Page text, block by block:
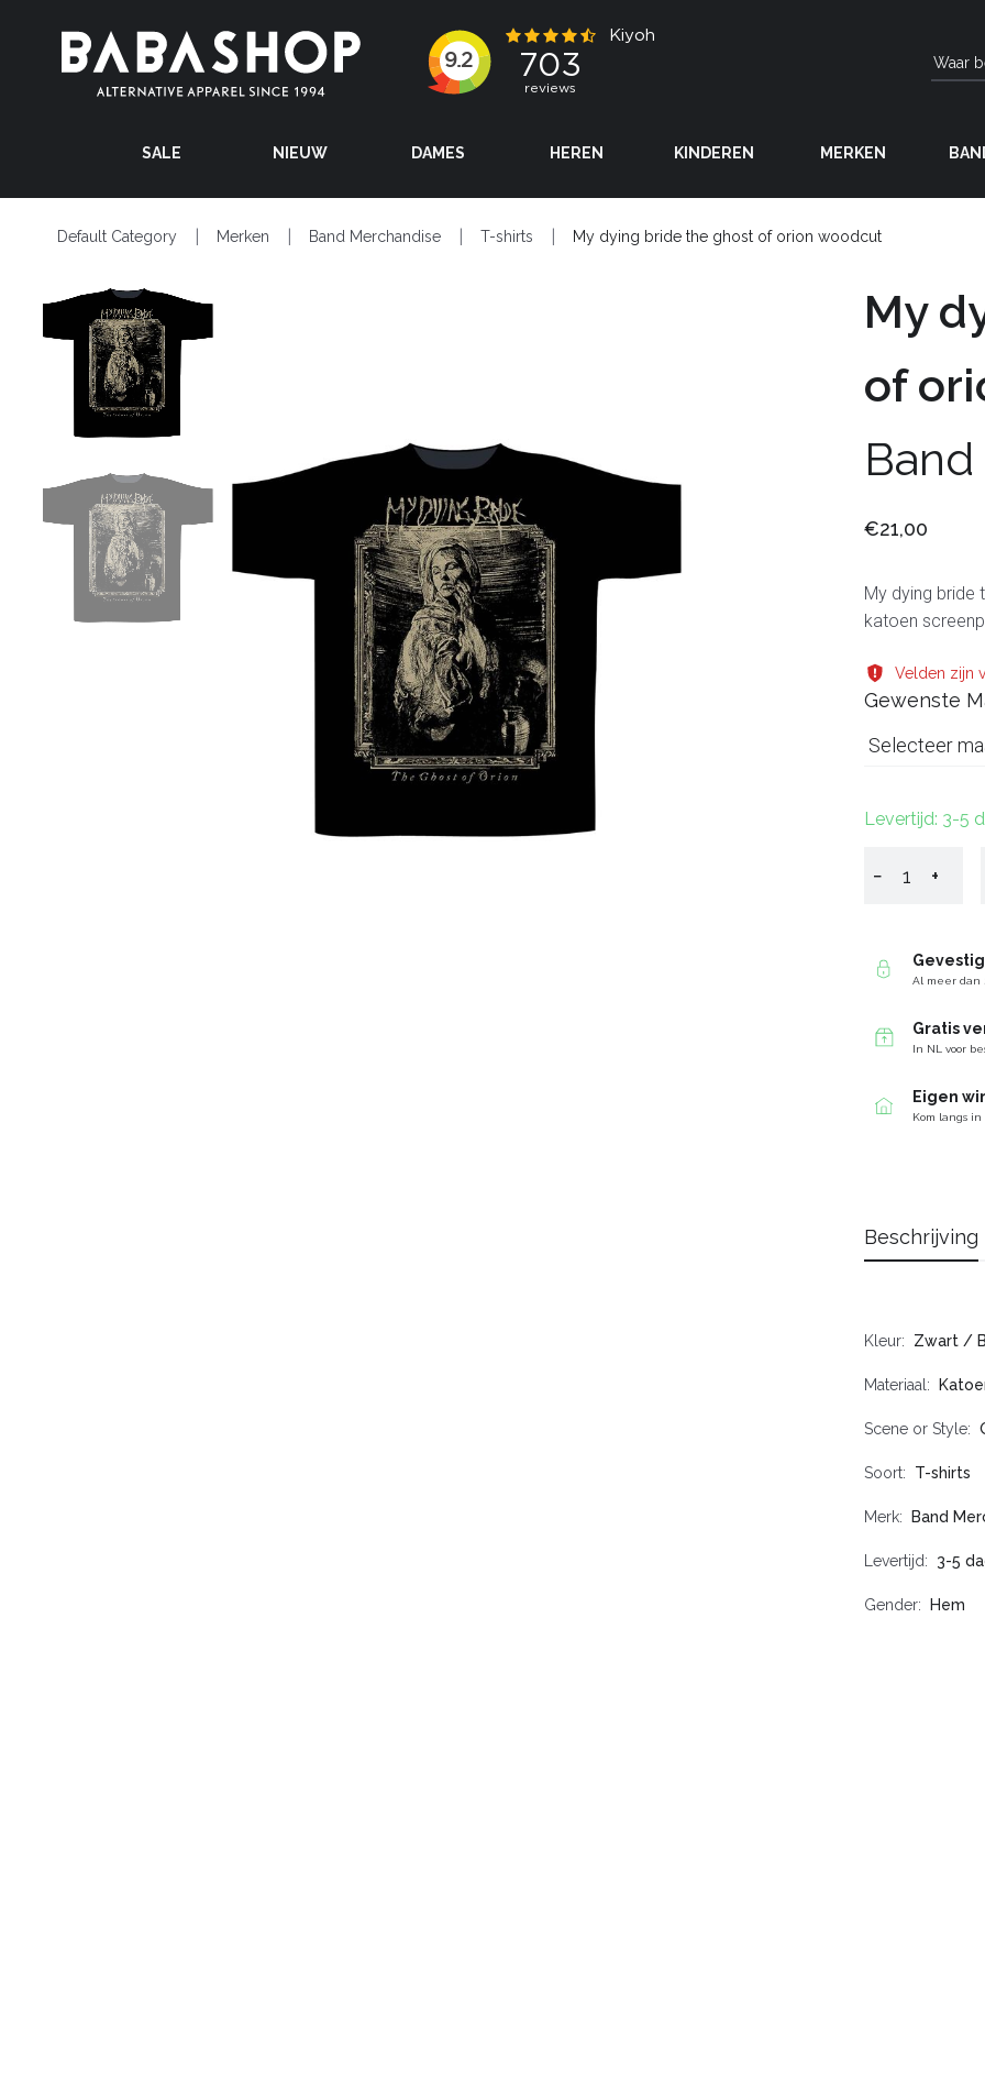
SALE NIEUW DAMES HEREN KINDEREN MERKEN
Default Category Merken Band Merchandise T-shirts My dying bride the ghost of orion woodcut
My
of
€21,00
My dying bride
katoen
Velden zijn
Gewenste
Selecteer
Levertijd: 3-5
− +
Al meer dan
Gratis
In NL voor
Eigen
Kom langs
Beschrijving
Kleur Zwart /
Materiaal
Scene or Style
Soort T-shirts
Merk Band
Levertijd 3-5
Gender Hem